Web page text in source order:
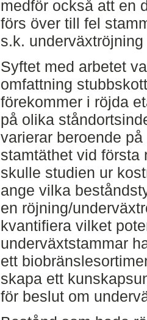
medför också att en
förs över till fel
s.k.
Syftet med arbetet
omfattning
förekommer i röjda
på olika
varierar beroende
stamtäthet vid första
skulle studien ur
ange vilka
en röjning/
kvantifiera vilket
underväxtstammar
ett
skapa ett
för beslut om